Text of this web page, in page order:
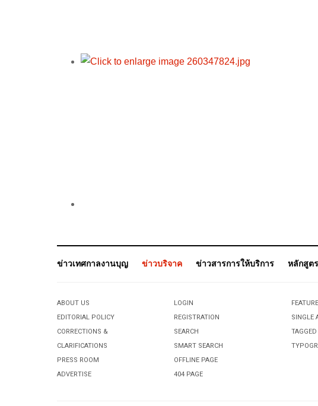
ข่าวเทศกาลงานบุญ ข่าวบริจาค ข่าวสารการให้บริการ หลักสูต
ABOUT US
EDITORIAL POLICY
CORRECTIONS &
CLARIFICATIONS
PRESS ROOM
ADVERTISE
LOGIN
REGISTRATION
SEARCH
SMART SEARCH
OFFLINE PAGE
404 PAGE
SINGLE